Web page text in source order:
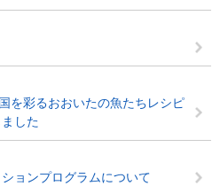
を彩るおおいたの魚たちレシピ
した
ョンプログラムについて